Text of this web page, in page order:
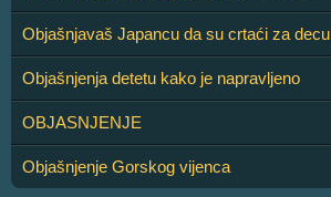
Objašnjavaš Japancu da su crtaći za decu
Objašnjenja detetu kako je napravljeno
OBJASNJENJE
Objašnjenje Gorskog vijenca